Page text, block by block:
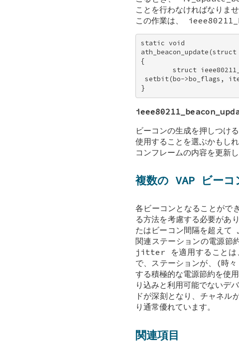
ことを行わなければなりま
この作業は、
static void
{
struct
setbit(bo->bo_flags,
}
ビーコンの生成を押しつけ
使用することを選ぶかもし
コンフレームの内容を更新
複数の VAP ビーコ
各ビーコンとなることがで
る方法を考慮する必要があ
たはビーコン間隔を超えて
関連ステーションの電源節
jitter を適用することは、
で、ステーションが、(時
する積極的な電源節約を使
り込みと利用可能でないデ
ドが深刻となり、チャネ
り通常優れています。
関連項目